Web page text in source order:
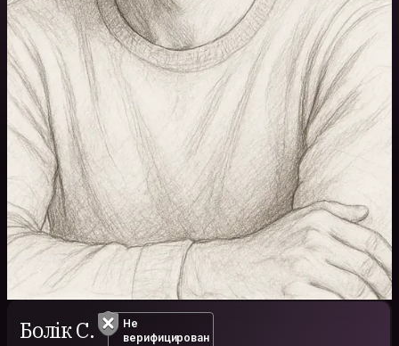
Болік С.
Не
верифицирован